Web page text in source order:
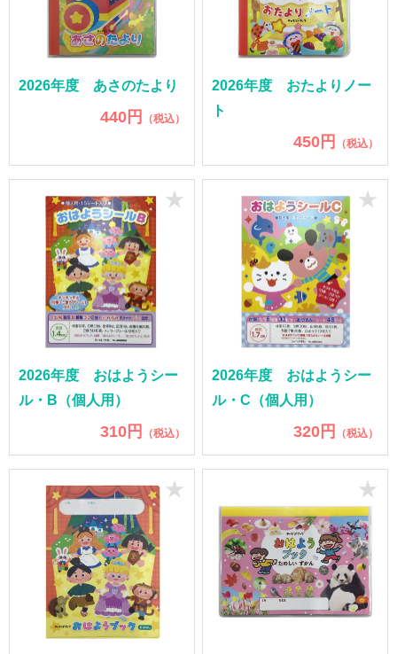
2026年度 あさのたより
440円 （税込）
2026年度 おたよりノー
ト
450円 （税込）
2026年度 おはようシー
ル・B（個人用）
310円 （税込）
★
2026年度 おはようシー
ル・C（個人用）
320円 （税込）
★
★ ★